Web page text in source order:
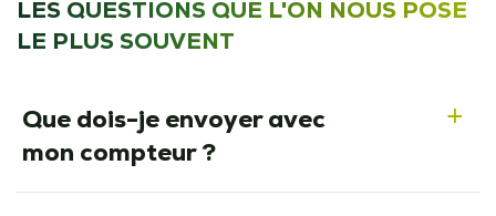
LES QUESTIONS QUE L'ON NOUS POSE
LE PLUS SOUVENT
a
Que dois-je envoyer avec
mon compteur ?